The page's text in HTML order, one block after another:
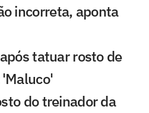
incorreta, aponta
tatuar rosto de
do treinador da